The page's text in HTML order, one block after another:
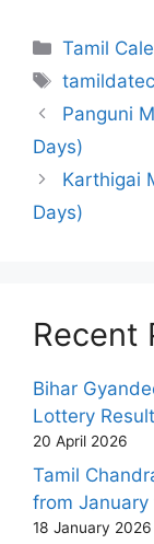
Tamil
Tags
Panguni
Days)
Karthigai
Days)
Recent
Bihar
Lottery
20 April 2026
Tamil
from
18 January 2026